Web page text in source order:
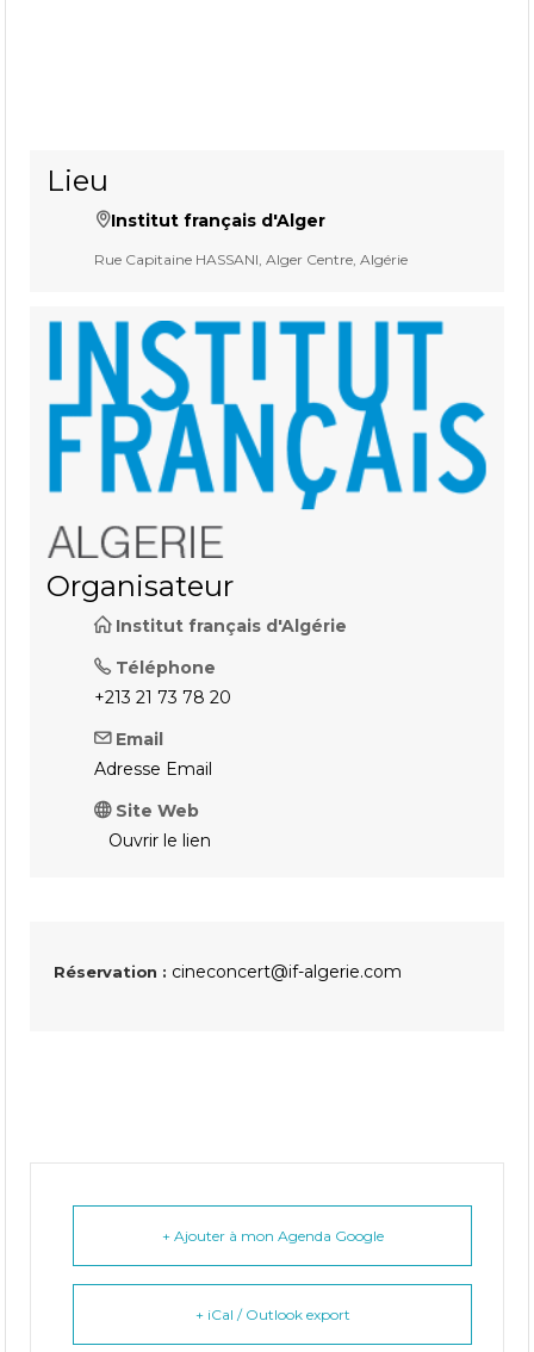
Lieu
Institut français d'Alger
Rue Capitaine HASSANI, Alger Centre, Algérie
Organisateur
Institut français d'Algérie
Téléphone
+213 21 73 78 20
Email
Adresse Email
Site Web
Ouvrir le lien
Réservation : cineconcert@if-algerie.com
+ Ajouter à mon Agenda Google
+ iCal / Outlook export